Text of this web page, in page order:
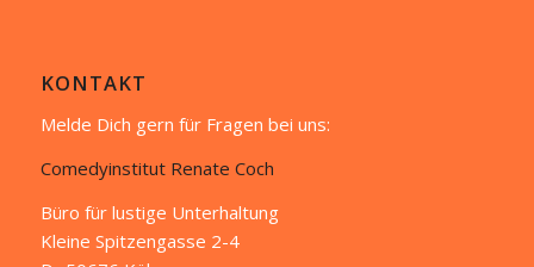
KONTAKT
Melde Dich gern für Fragen bei uns:
Comedyinstitut Renate Coch
Büro für lustige Unterhaltung
Kleine Spitzengasse 2-4